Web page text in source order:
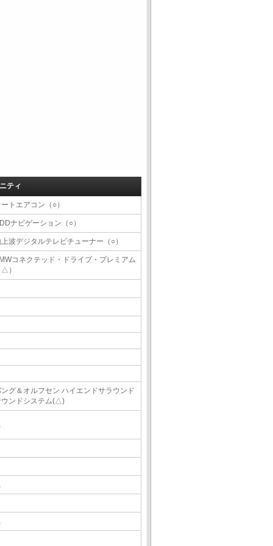
ティ
トエアコン（○）
ナビゲーション（○）
波デジタルテレビチューナー（○）
コネクテッド・ドライブ・プレミアム
）
グ＆オルフセン ハイエンドサラウンド
ウンドシステム(△)